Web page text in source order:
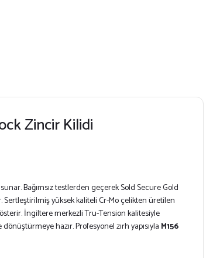
Zincir Kilidi
Bağımsız testlerden geçerek Sold Secure Gold
Sertleştirilmiş yüksek kaliteli Cr-Mo çelikten üretilen
İngiltere merkezli Tru-Tension kalitesiyle
hazır. Profesyonel zırh yapısıyla M156